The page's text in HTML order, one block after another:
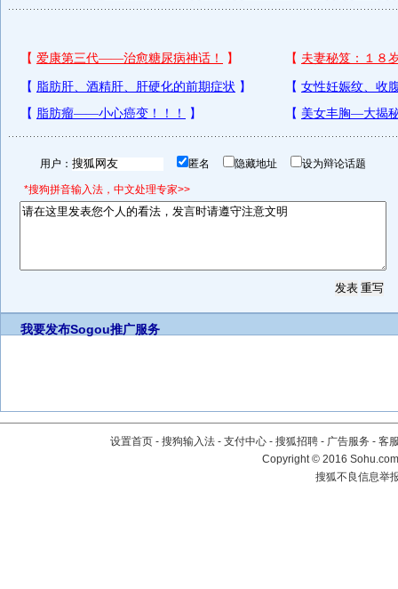
用户： 匿名 隐藏地址 设为辩论话题
*搜狗拼音输入法，中文处理专家>>
我要发布Sogou推广服务
设置首页 - 搜狗输入法 - 支付中心 - 搜狐招聘 - 广告服务 - 客
Copyright©2016
搜狐不良信息举